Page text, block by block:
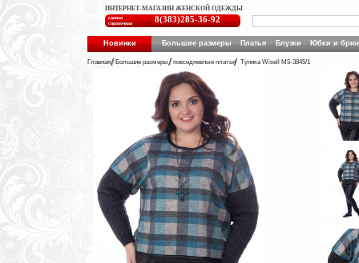
ИНТЕРНЕТ-МАГАЗИН ЖЕНСКОЙ ОДЕЖДЫ
единая
справочная
8(383)285-36-92
Новинки Большие размеры Платья Блузки Юбки и
Главная Большие размеры повседневные платья Туника Wisell М5-3845/1